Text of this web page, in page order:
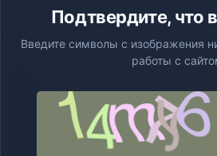
Подтвердите, что
Введите символы с изображения
работы с